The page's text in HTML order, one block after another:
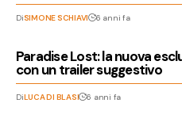
DiSIMONE SCHIAVI 6 anni fa
Paradise Lost: la nuova
con un trailer suggestivo
DiLUCA DI BLASI 6 anni fa